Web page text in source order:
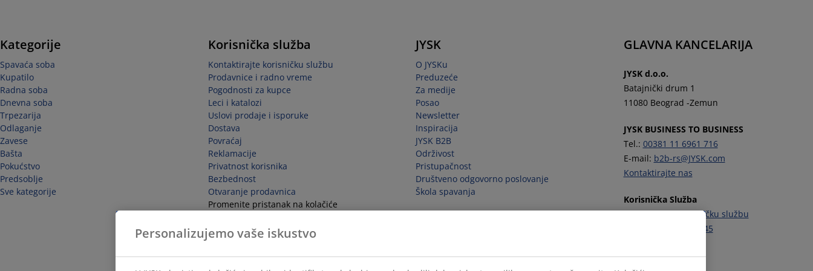
Kategorije
Spavaća soba
Kupatilo
Radna soba
Dnevna soba
Trpezarija
Odlaganje
Zavese
Bašta
Pokućstvo
Predsoblje
Sve kategorije
Korisnička služba
Kontaktirajte korisničku službu
Prodavnice i radno vreme
Pogodnosti za kupce
Leci i katalozi
Uslovi prodaje i isporuke
Dostava
Povraćaj
Reklamacije
Privatnost korisnika
Bezbednost
Otvaranje prodavnica
Promenite pristanak na kolačiće
JYSK
O JYSKu
Preduzeće
Za medije
Posao
Newsletter
Inspiracija
JYSK B2B
Održivost
Pristupačnost
Društveno odgovorno poslovanje
Škola spavanja
GLAVNA KANCELARIJA
JYSK d.o.o.
Batajnički drum 1
11080 Beograd -Zemun
JYSK BUSINESS TO BUSINESS
Tel.: 00381 11 6961 716
E-mail: b2b-rs@JYSK.com
Kontaktirajte nas
Korisnička Služba
Kontaktirajte korisničku službu
+381 11 6555 945
Pratite JYSK
Personalizujemo vaše iskustvo